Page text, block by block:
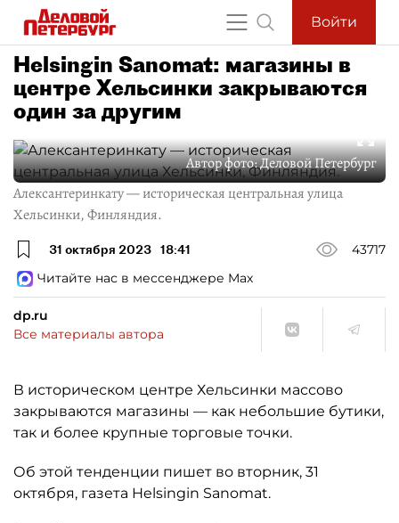
Войти
Helsingin Sanomat: магазины в
центре Хельсинки закрываются
один за другим
Автор фото:Деловой Петербург
Алексантеринкату — историческая центральная улица
Хельсинки, Финляндия.
31 октября 2023 18:41
43717
Читайте нас в мессенджере Max
dp.ru
Все материалы автора
В историческом центре Хельсинки массово
закрываются магазины — как небольшие бутики,
так и более крупные торговые точки.
Об этой тенденции пишет во вторник, 31
октября, газета Helsingin Sanomat.